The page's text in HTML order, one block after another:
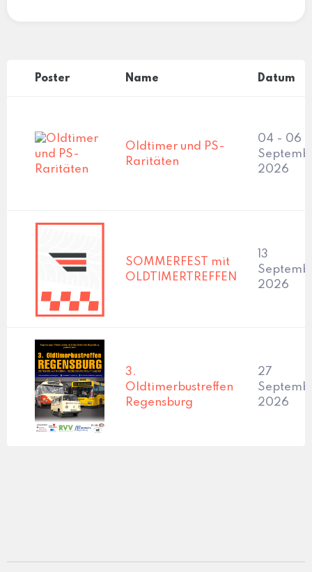
Poster Name Datum
Oldtimer und PS-
Raritäten
04 - 06
2026
SOMMERFEST mit
OLDTIMERTREFFEN
13
2026
3.
Oldtimerbustreffen
Regensburg
27
2026